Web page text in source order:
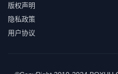
版权声明
隐私政策
用户协议